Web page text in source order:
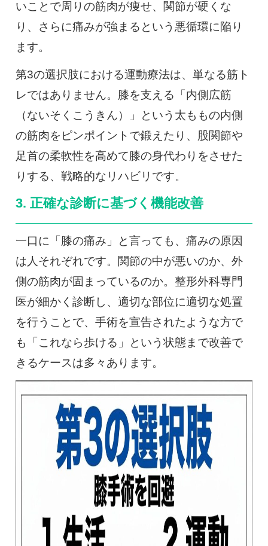
いことで周りの筋肉が痩せ、関節が硬くな
り、さらに痛みが強まるという悪循環に陥り
ます。
第3の選択肢における運動療法は、単なる筋ト
レではありません。膝を支える「内側広筋
（ないそくこうきん）」という太ももの内側
の筋肉をピンポイントで鍛えたり、股関節や
足首の柔軟性を高めて膝の身代わりをさせた
りする、戦略的なリハビリです。
3. 正確な診断に基づく機能改善
一口に「膝の痛み」と言っても、痛みの原因
は人それぞれです。関節の中が悪いのか、外
側の筋肉が固まっているのか。整形外科専門
医が細かく診断し、適切な部位に適切な処置
を行うことで、手術を宣告されたような方で
も「これなら歩ける」という状態まで改善で
きるケースは多々あります。